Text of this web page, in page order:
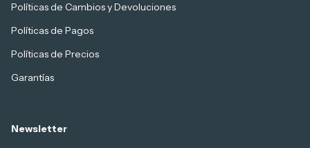
Políticas de Cambios y Devoluciones
Políticas de Pagos
Políticas de Precios
Garantías
Newsletter